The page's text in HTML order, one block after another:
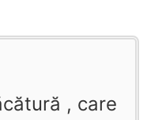
, care